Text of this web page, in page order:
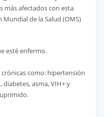
más afectados con esta
de la Salud (OMS)
esté enfermo.
crónicas como: hipertensión
asma, VIH+ y